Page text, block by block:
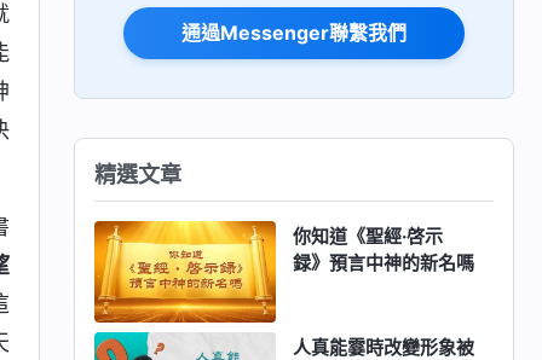
通過Messenger聯繫我們
精選文章
你知道《聖經·啓示
録》預言中神的新名嗎
人真能霎時改變形象被